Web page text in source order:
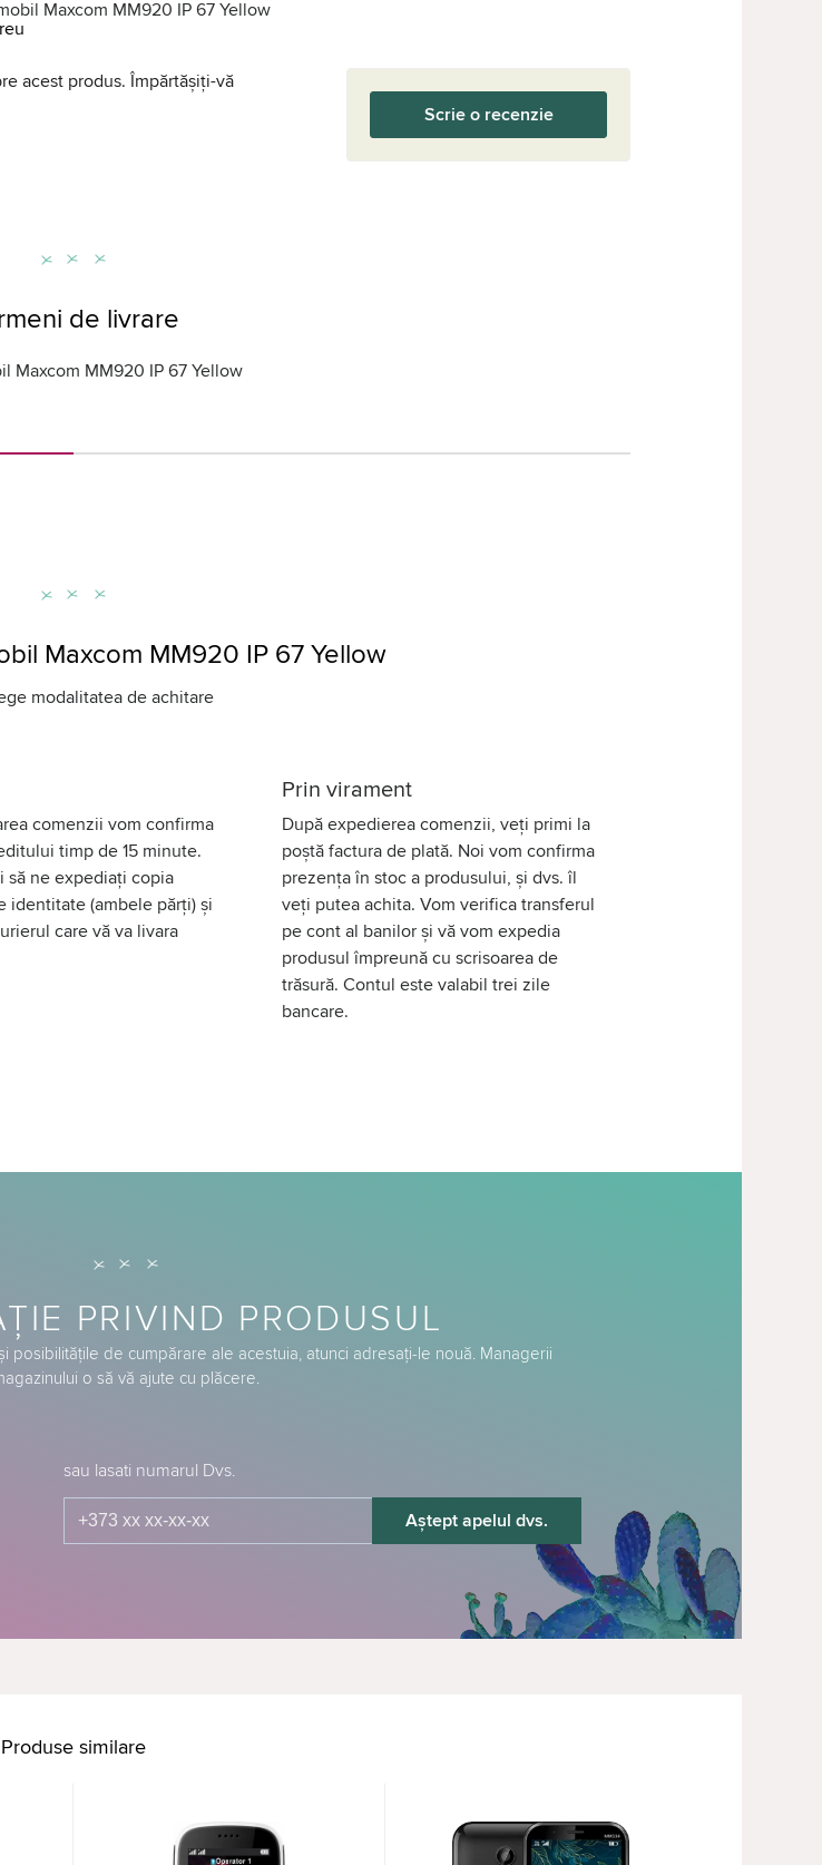
Maxcom MM920 IP 67 Yellow
acest produs. Împărtășiți-vă
Scrie o recenzie
de livrare
Maxcom MM920 IP 67 Yellow
Maxcom MM920 IP 67 Yellow
modalitatea de achitare
comenzii vom confirma
timp de 15 minute.
să ne expediați copia
identitate (ambele părți) și
care vă va livara
Prin virament
După expedierea comenzii, veți primi la
poștă factura de plată. Noi vom confirma
prezența în stoc a produsului, și dvs. îl
veți putea achita. Vom verifica transferul
pe cont al banilor și vă vom expedia
produsul împreună cu scrisoarea de
trăsură. Contul este valabil trei zile
bancare.
PRIVIND PRODUSUL
posibilitățile de cumpărare ale acestuia, atunci adresați-le nouă. Managerii
o să vă ajute cu plăcere.
sau lasati numarul Dvs.
Aștept apelul dvs.
Produse similare